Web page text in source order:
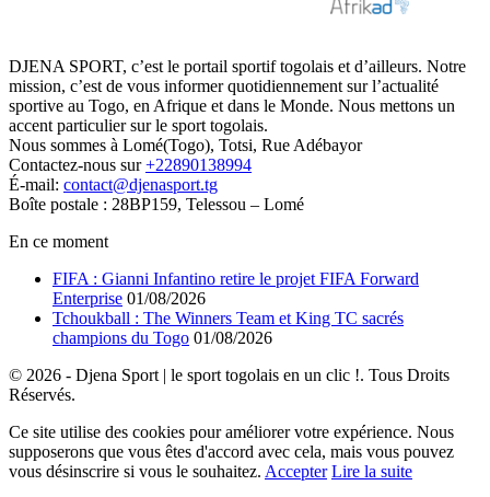
DJENA SPORT, c’est le portail sportif togolais et d’ailleurs. Notre
mission, c’est de vous informer quotidiennement sur l’actualité
sportive au Togo, en Afrique et dans le Monde. Nous mettons un
accent particulier sur le sport togolais.
Nous sommes à Lomé(Togo), Totsi, Rue Adébayor
Contactez-nous sur+22890138994
É-mail: contact@djenasport.tg
Boîte postale : 28BP159, Telessou – Lomé
En ce moment
FIFA : Gianni Infantino retire le projet FIFA Forward
Enterprise 01/08/2026
Tchoukball : The Winners Team et King TC sacrés
champions du Togo 01/08/2026
© 2026 - Djena Sport | le sport togolais en un clic !. Tous Droits
Réservés.
Ce site utilise des cookies pour améliorer votre expérience. Nous
supposerons que vous êtes d'accord avec cela, mais vous pouvez
vous désinscrire si vous le souhaitez. Accepter Lire la suite